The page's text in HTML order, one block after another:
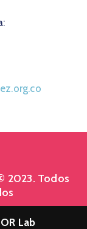
2023. Todos
Lab